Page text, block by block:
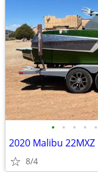
• • • • •
2020 Malibu 22MXZ
8/4